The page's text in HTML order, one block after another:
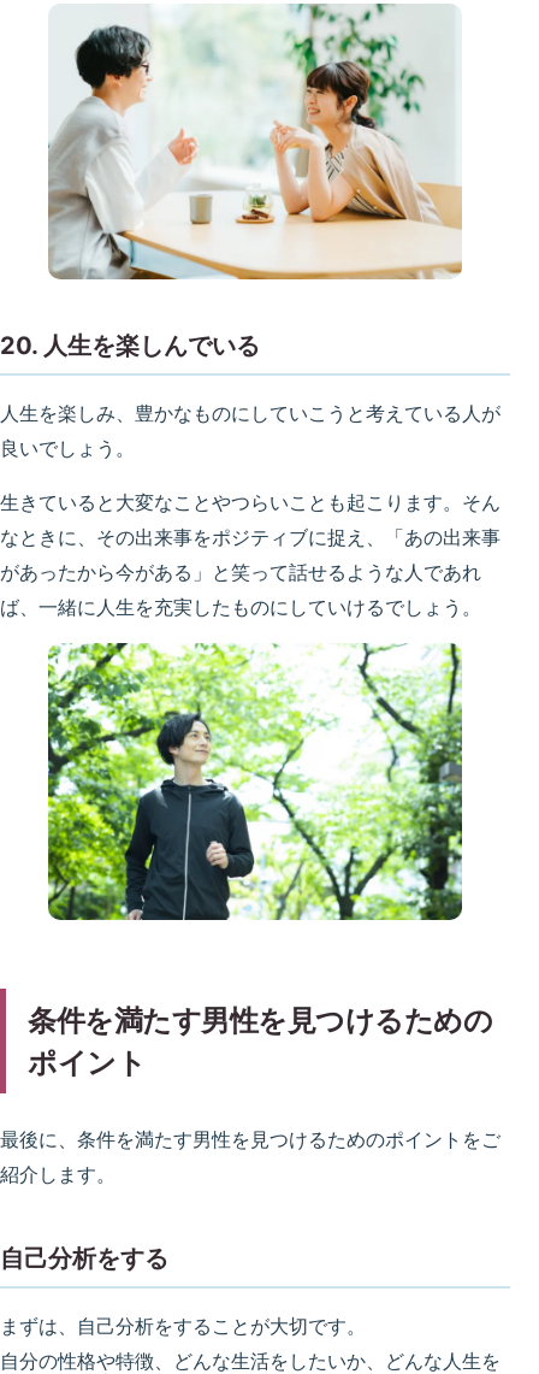
20. 人生を楽しんでいる
人生を楽しみ、豊かなものにしていこうと考えている人が
良いでしょう。
生きていると大変なことやつらいことも起こります。そん
なときに、その出来事をポジティブに捉え、「あの出来事
があったから今がある」と笑って話せるような人であれ
ば、一緒に人生を充実したものにしていけるでしょう。
条件を満たす男性を見つけるための
ポイント
最後に、条件を満たす男性を見つけるためのポイントをご
紹介します。
自己分析をする
まずは、自己分析をすることが大切です。
自分の性格や特徴、どんな生活をしたいか、どんな人生を